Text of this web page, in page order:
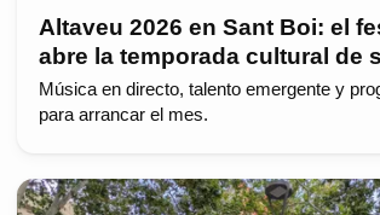
Altaveu 2026 en Sant Boi: el
abre la temporada cultural de
Música en directo, talento emergente y
para arrancar el mes.